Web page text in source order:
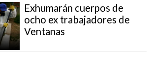
Exhumarán cuerpos de
ocho ex trabajadores de
Ventanas